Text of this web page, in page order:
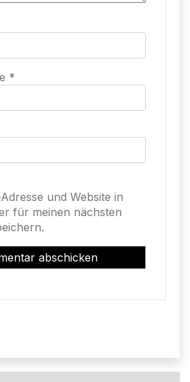
*
und Website in
für meinen nächsten